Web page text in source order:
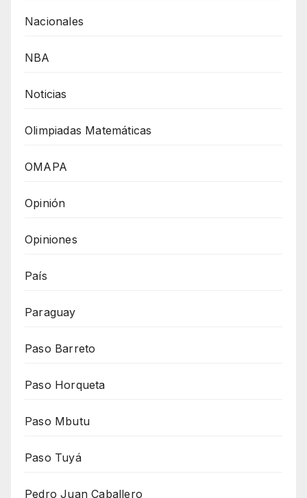
Nacionales
NBA
Noticias
Olimpiadas Matemáticas
OMAPA
Opinión
Opiniones
País
Paraguay
Paso Barreto
Paso Horqueta
Paso Mbutu
Paso Tuyá
Pedro Juan Caballero